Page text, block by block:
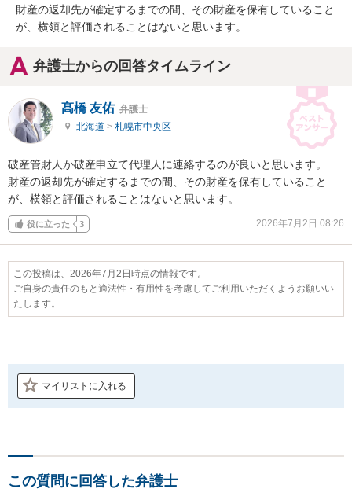
財産の返却先が確定するまでの間、その財産を保有していること
が、横領と評価されることはないと思います。
弁護士からの回答タイムライン
髙橋 友佑 弁護士
北海道 > 札幌市中央区
破産管財人か破産申立て代理人に連絡するのが良いと思います。
財産の返却先が確定するまでの間、その財産を保有していること
が、横領と評価されることはないと思います。
役に立った 3 2026年7月2日 08:26
この投稿は、2026年7月2日時点の情報です。
ご自身の責任のもと適法性・有用性を考慮してご利用いただくようお願いい
たします。
マイリストに入れる
この質問に回答した弁護士